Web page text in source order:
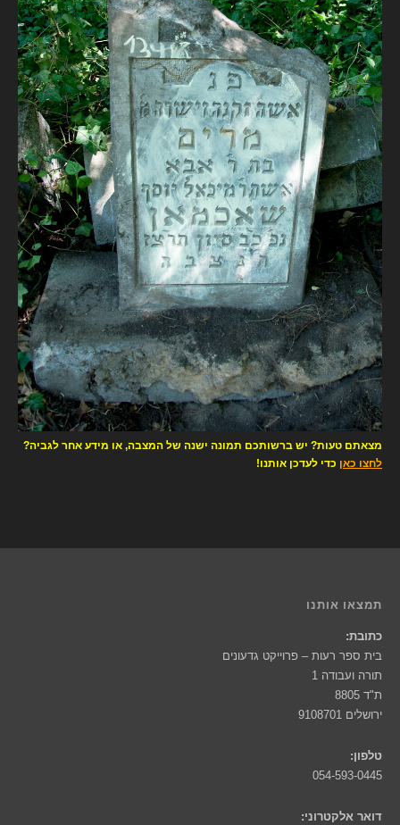
מצאתם טעות? יש ברשותכם תמונה ישנה של המצבה, או מידע אחר לגביה?
לחצו כאן כדי לעדכן אותנו!
תמצאו אותנו
כתובת:
בית ספר רעות – פרוייקט גדעונים
תורה ועבודה 1
ת"ד 8805
ירושלים 9108701
טלפון:
054-593-0445
דואר אלקטרוני: